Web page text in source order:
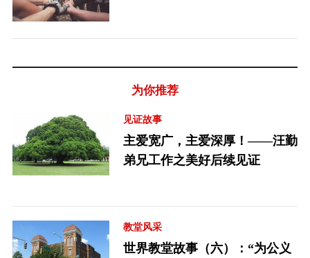
为你推荐
见证故事
主爱宽广，主爱深厚！——汪勤
弟兄工作之美好后续见证
教堂风采
世界教堂故事（六）：“为公义